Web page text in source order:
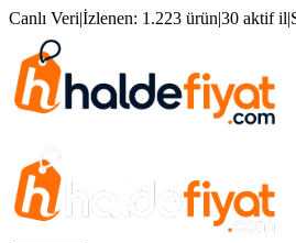
Canlı Veri|İzlenen: 1.223 ürün|30 aktif il|